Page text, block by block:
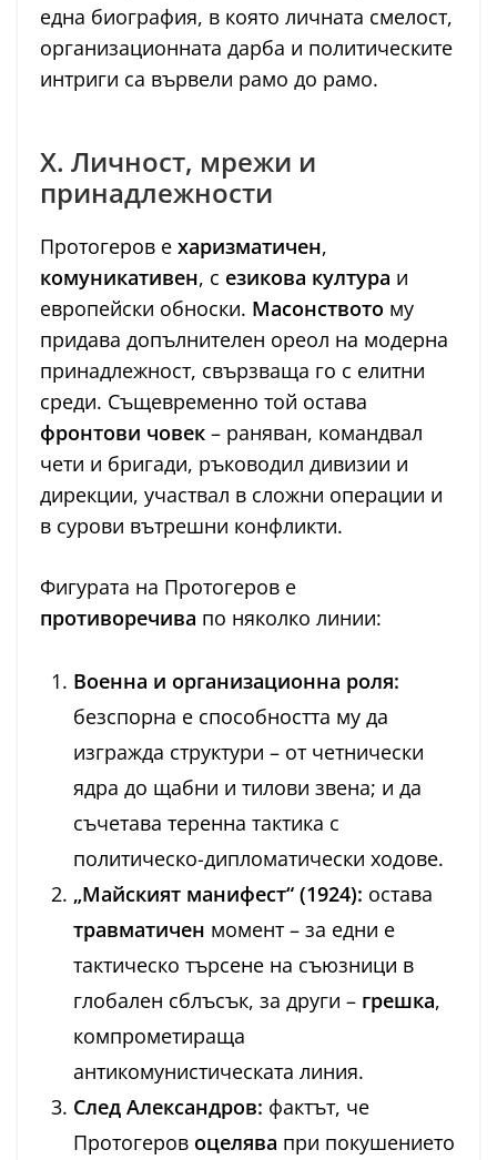
една биография, в която личната смелост,
организационната дарба и политическите
интриги са вървели рамо до рамо.
X. Личност, мрежи и
принадлежности
Протогеров е харизматичен,
комуникативен, с езикова култура и
европейски обноски. Масонството му
придава допълнителен ореол на модерна
принадлежност, свързваща го с елитни
среди. Същевременно той остава
фронтови човек – раняван, командвал
чети и бригади, ръководил дивизии и
дирекции, участвал в сложни операции и
в сурови вътрешни конфликти.
Фигурата на Протогеров е
противоречива по няколко линии:
Военна и организационна роля:
безспорна е способността му да
изгражда структури – от четнически
ядра до щабни и тилови звена; и да
съчетава теренна тактика с
политическо-дипломатически ходове.
„Майският манифест“ (1924): остава
травматичен момент – за едни е
тактическо търсене на съюзници в
глобален сблъсък, за други – грешка,
компрометираща
антикомунистическата линия.
След Александров: фактът, че
Протогеров оцелява при покушението